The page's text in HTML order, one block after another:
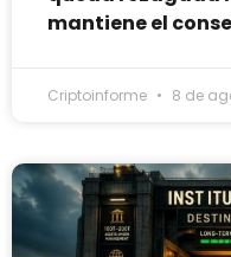
mantiene el
Criptoinforme 8 de